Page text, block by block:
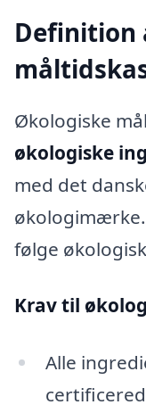
Definition
Økologiske
økologiske
med det
økologimærke.
følge
Krav til
Alle